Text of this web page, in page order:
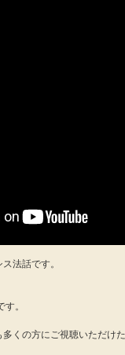
法話です。
。
くの方にご視聴いただけ